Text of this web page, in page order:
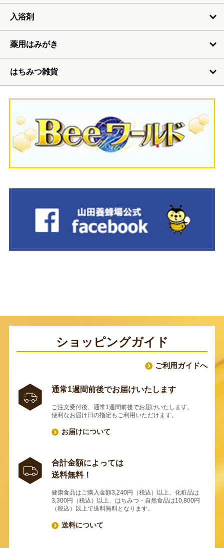
入浴剤
薬用はみがき
はちみつ雑貨
ショッピングガイド
ご利用ガイドへ
通常1週間前後でお届けいたします
ご注文受付後、通常1週間前後でお届けいたします。
便利なお届け日の指定もご利用いただけます。
お届けについて
合計金額によっては
送料無料！
健康食品はご購入金額3,240円（税込）以上、化粧品は
3,300円（税込）以上、はちみつ・自然食品は10,800円
（税込）以上で送料無料となります。
送料について